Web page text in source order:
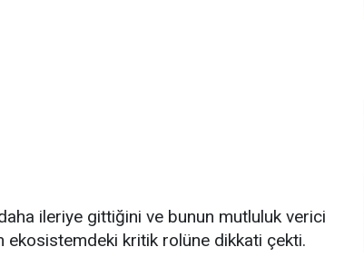
ileriye gittiğini ve bunun mutluluk verici
ekosistemdeki kritik rolüne dikkati çekti.